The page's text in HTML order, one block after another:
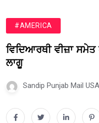
#AMERICA
ਵਿਦਿਆਰਥੀ ਵੀਜ਼ਾ
ਲਾਗੂ
Sandip Punjab Mail